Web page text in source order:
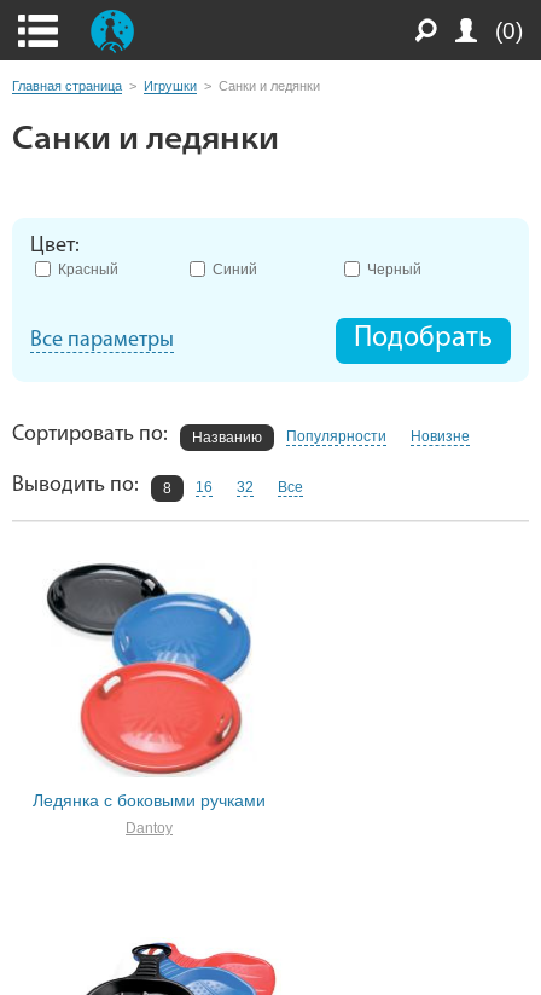
(0)
Главная страница > Игрушки > Санки и ледянки
Санки и ледянки
Цвет:
Красный Синий Черный
Все параметры Подобрать
Сортировать по: Названию Популярности Новизне
Выводить по: 8 16 32 Все
Ледянка с боковыми ручками
Dantoy